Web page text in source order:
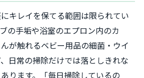
キレイを保てる範囲は限られてい
の手垢や浴室のエプロン内のカ
が触れるベビー用品の細菌・ウイ
日常の掃除だけでは落としきれな
ります。「毎日掃除しているの